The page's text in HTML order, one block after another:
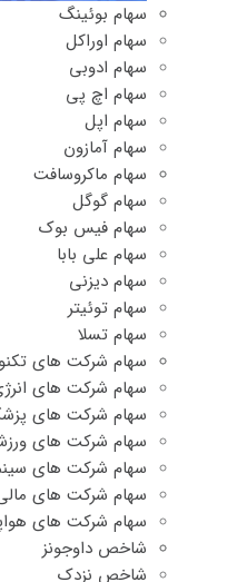
سهام بوئینگ
سهام اوراکل
سهام ادوبی
سهام اچ پی
سهام اپل
سهام آمازون
سهام ماکروسافت
سهام گوگل
سهام فیس بوک
سهام علی بابا
سهام دیزنی
سهام توئیتر
سهام تسلا
سهام شرکت های
سهام شرکت های
سهام شرکت های
سهام شرکت های
سهام شرکت های
سهام شرکت های
سهام شرکت های
شاخص داوجونز
شاخص نزدک